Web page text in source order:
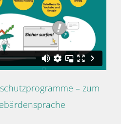
– zum